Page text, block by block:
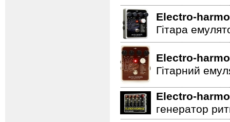
Electro-
Гітара
Electro-
Гітарний
Electro-
генератор